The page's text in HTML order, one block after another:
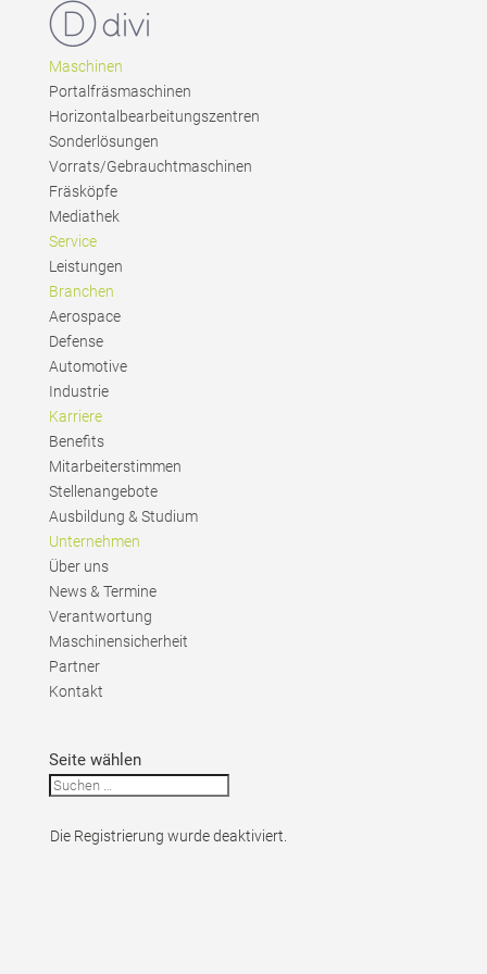
Maschinen
Portalfräsmaschinen
Horizontalbearbeitungszentren
Sonderlösungen
Vorrats/Gebrauchtmaschinen
Fräsköpfe
Mediathek
Service
Leistungen
Branchen
Aerospace
Defense
Automotive
Industrie
Karriere
Benefits
Mitarbeiterstimmen
Stellenangebote
Ausbildung & Studium
Unternehmen
Über uns
News & Termine
Verantwortung
Maschinensicherheit
Partner
Kontakt
Seite wählen
Die Registrierung wurde deaktiviert.